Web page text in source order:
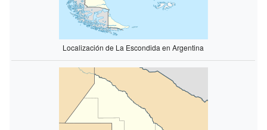
Localización de La Escondida en Argentina